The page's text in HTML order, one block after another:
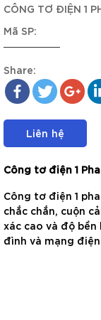
CÔNG TƠ ĐIỆN 1
Mã SP:
Share:
Liên hệ
Công tơ điện 1
Công tơ điện 1
chắc chắn, cuộn
xác cao và độ
đình và mạng